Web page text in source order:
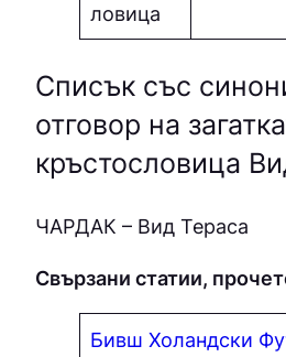
ловица
Списък със
отговор на
кръстословица
ЧAPДAК – Вид Тераса
Свързани статии,
Бивш Холандски